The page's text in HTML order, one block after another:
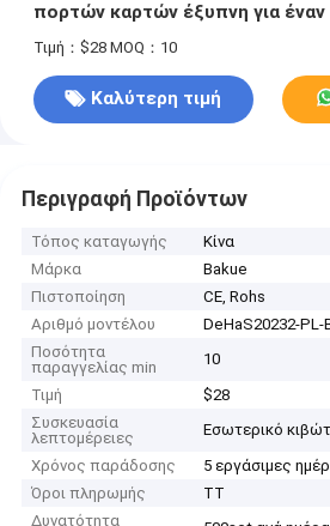
πορτών καρτών έξυπνη για έναν
Τιμή：$28 MOQ：10
Καλύτερη τιμή
Περιγραφή Προϊόντων
Τόπος καταγωγής
Κίνα
Μάρκα
Bakue
Πιστοποίηση
CE, Rohs
Αριθμό μοντέλου
DeHaS20232-PL-
Ποσότητα
παραγγελίας min
10
Τιμή
$28
Συσκευασία
λεπτομέρειες
Εσωτερικό
Χρόνος παράδοσης
5 εργάσιμες
Όροι πληρωμής
ΤΤ
Δυνατότητα